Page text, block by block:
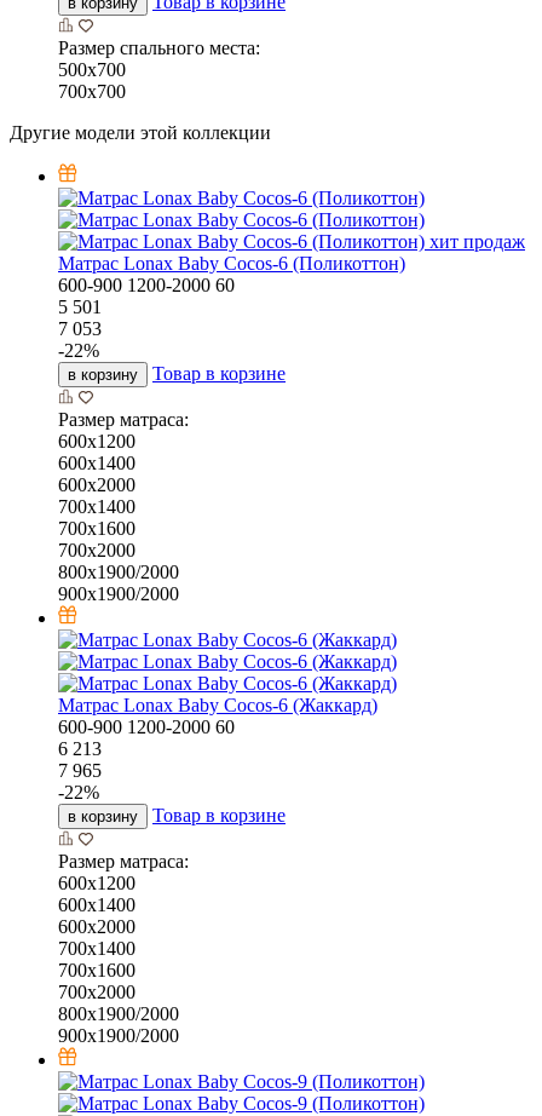
Размер спального места:
500х700
700х700
Другие модели этой коллекции
хит продаж
Матрас Lonax Baby Cocos-6 (Поликоттон)
600-900 1200-2000 60
5 501
7 053
-22%
в корзину Товар в корзине
Размер матраса:
600х1200
600х1400
600х2000
700х1400
700х1600
700х2000
800х1900/2000
900х1900/2000
Матрас Lonax Baby Cocos-6 (Жаккард)
600-900 1200-2000 60
6 213
7 965
-22%
в корзину Товар в корзине
Размер матраса:
600х1200
600х1400
600х2000
700х1400
700х1600
700х2000
800х1900/2000
900х1900/2000